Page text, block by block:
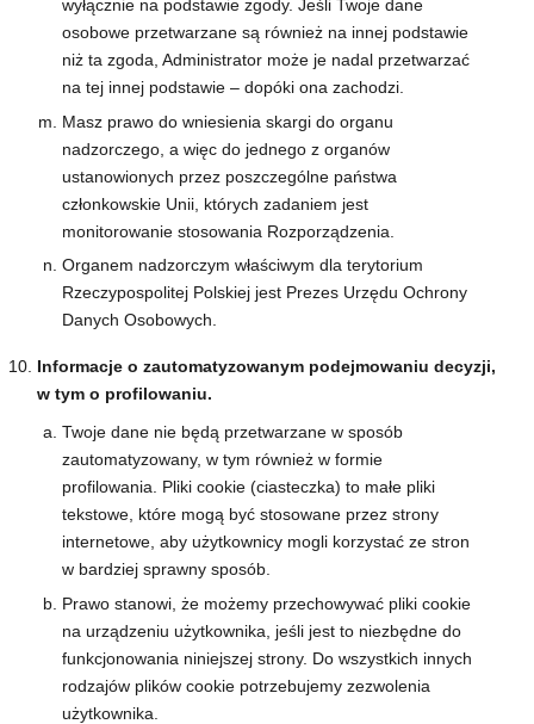
wyłącznie na podstawie zgody. Jeśli Twoje dane
osobowe przetwarzane są również na innej podstawie
niż ta zgoda, Administrator może je nadal przetwarzać
na tej innej podstawie – dopóki ona zachodzi.
Masz prawo do wniesienia skargi do organu
nadzorczego, a więc do jednego z organów
ustanowionych przez poszczególne państwa
członkowskie Unii, których zadaniem jest
monitorowanie stosowania Rozporządzenia.
Organem nadzorczym właściwym dla terytorium
Rzeczypospolitej Polskiej jest Prezes Urzędu Ochrony
Danych Osobowych.
Informacje o zautomatyzowanym podejmowaniu decyzji,
w tym o profilowaniu.
Twoje dane nie będą przetwarzane w sposób
zautomatyzowany, w tym również w formie
profilowania. Pliki cookie (ciasteczka) to małe pliki
tekstowe, które mogą być stosowane przez strony
internetowe, aby użytkownicy mogli korzystać ze stron
w bardziej sprawny sposób.
Prawo stanowi, że możemy przechowywać pliki cookie
na urządzeniu użytkownika, jeśli jest to niezbędne do
funkcjonowania niniejszej strony. Do wszystkich innych
rodzajów plików cookie potrzebujemy zezwolenia
użytkownika.